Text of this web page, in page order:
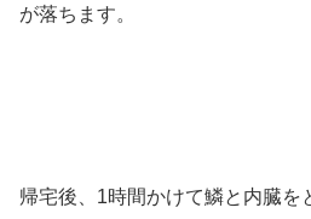
が落ちます。
帰宅後、1時間かけて鱗と内臓を